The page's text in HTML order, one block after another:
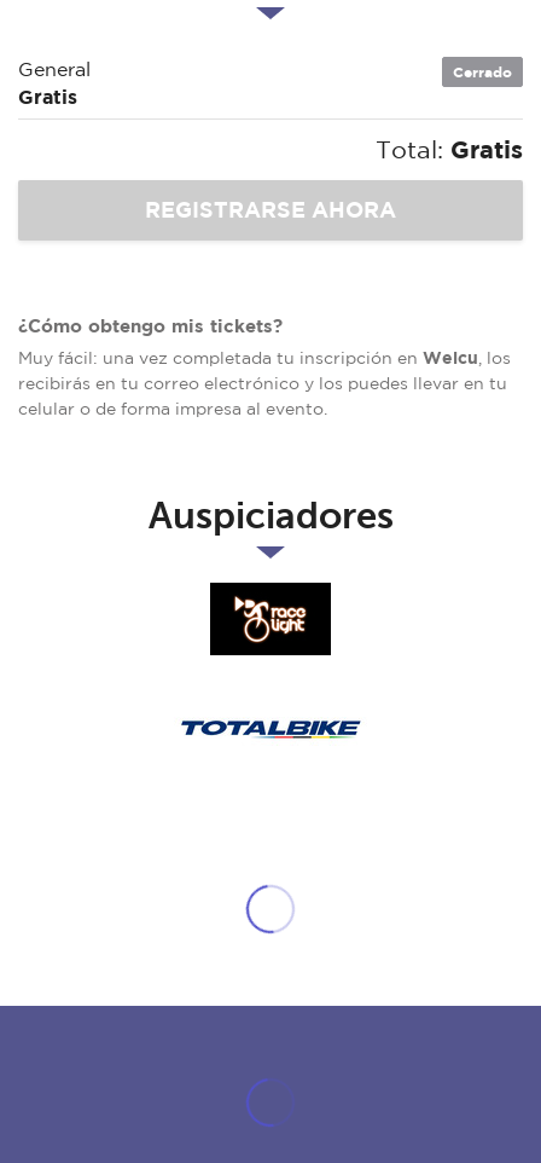
General
Gratis
Cerrado
Total: Gratis
¿Cómo obtengo mis tickets?
Muy fácil: una vez completada tu inscripción en Welcu , los
recibirás en tu correo electrónico y los puedes llevar en tu
celular o de forma impresa al evento.
Auspiciadores